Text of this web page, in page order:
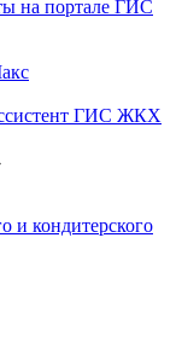
на портале ГИС
ГИС ЖКХ
и кондитерского